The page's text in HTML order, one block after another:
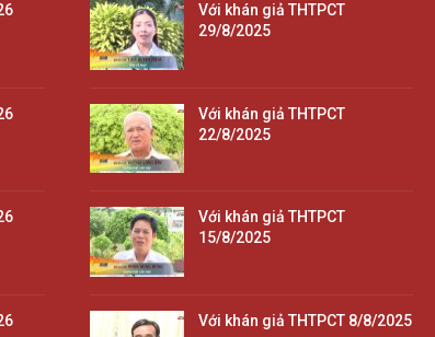
Với khán giả THTPCT
29/8/2025
Với khán giả THTPCT
22/8/2025
Với khán giả THTPCT
15/8/2025
Với khán giả THTPCT 8/8/2025